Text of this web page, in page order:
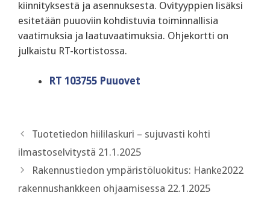
kiinnityksestä ja asennuksesta. Ovityyppien lisäksi
esitetään puuoviin kohdistuvia toiminnallisia
vaatimuksia ja laatuvaatimuksia. Ohjekortti on
julkaistu RT-kortistossa.
RT 103755 Puuovet
Tuotetiedon hiililaskuri – sujuvasti kohti
ilmastoselvitystä 21.1.2025
Rakennustiedon ympäristöluokitus: Hanke2022
rakennushankkeen ohjaamisessa 22.1.2025